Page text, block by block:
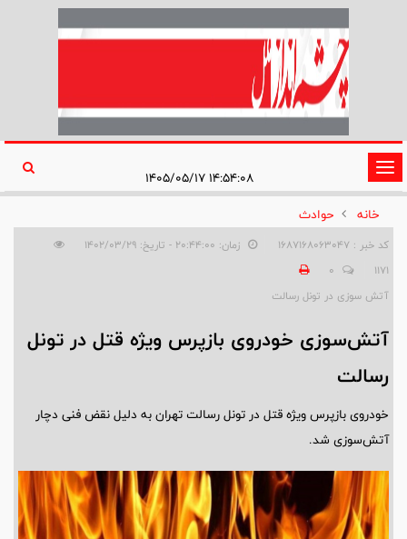
تغییر
وضعیت
ناوبری
خانه
حوادث
کد خبر : 1687168063047
زمان: ۲۰:۴۴:۰۰ - تاریخ: ۱۴۰۲/۰۳/۲۹
1171
0
آتش سوزی در تونل رسالت
آتش‌‌سوزی خودروی بازپرس ویژه قتل در تونل
رسالت
خودروی بازپرس ویژه قتل در تونل رسالت تهران به دلیل نقض فنی دچار
آتش‌سوزی شد.